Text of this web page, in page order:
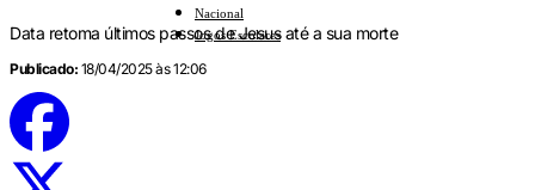
Nacional
Jogos Escolares
Data retoma últimos passos de Jesus até a sua morte
Publicado: 18/04/2025 às 12:06